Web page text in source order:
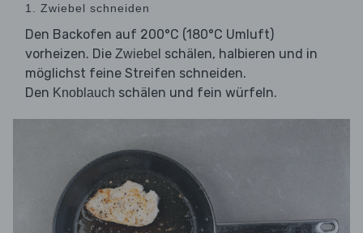
1. Zwiebel schneiden
Den Backofen auf 200°C (180°C Umluft)
vorheizen. Die Zwiebel schälen, halbieren und in
möglichst feine Streifen schneiden.
Den Knoblauch schälen und fein würfeln.